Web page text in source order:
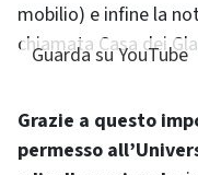
mobilio) e infine la
chiamata Casa dei
Guarda su YouTube
Grazie a questo
permesso